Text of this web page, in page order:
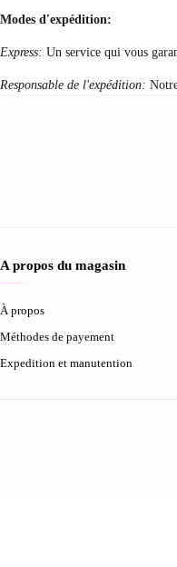
Modes d'expédition:
Express: Un service qui vous
Responsable de l'expédition:
A propos du magasin
À propos
Méthodes de payement
Expedition et manutention